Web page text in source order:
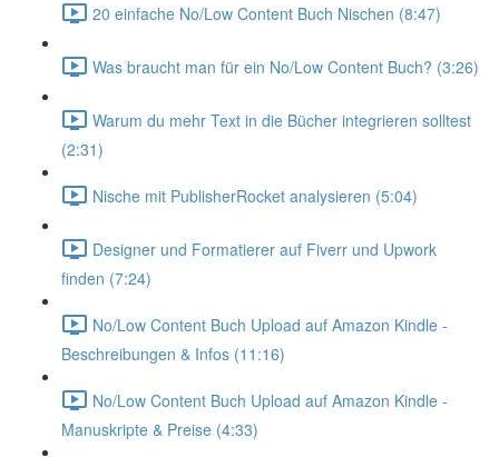
20 einfache No/Low Content Buch Nischen (8:47)
Was braucht man für ein No/Low Content Buch? (3:26)
Warum du mehr Text in die Bücher integrieren solltest
(2:31)
Nische mit PublisherRocket analysieren (5:04)
Designer und Formatierer auf Fiverr und Upwork
finden (7:24)
No/Low Content Buch Upload auf Amazon Kindle -
Beschreibungen & Infos (11:16)
No/Low Content Buch Upload auf Amazon Kindle -
Manuskripte & Preise (4:33)